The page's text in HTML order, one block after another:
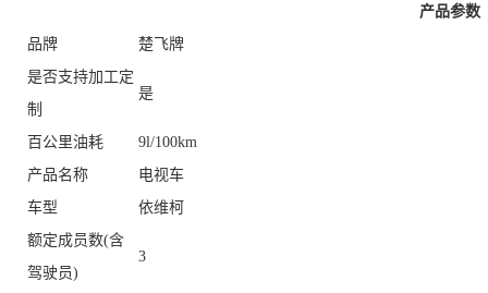
产品参数
品牌
楚飞牌
是否支持加工定
制
是
百公里油耗
9l/100km
产品名称
电视车
车型
依维柯
额定成员数(含
驾驶员)
3